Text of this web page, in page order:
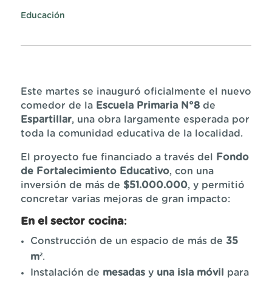
Educación
Este martes se inauguró oficialmente el nuevo
comedor de la Escuela Primaria N°8de
Espartillar, una obra largamente esperada por
toda la comunidad educativa de la localidad.
El proyecto fue financiado a través del
Fondo
de Fortalecimiento Educativo, con una
inversión de más de $51.000.000, y permitió
concretar varias mejoras de gran impacto:
En el sector cocina:
Construcción de un espacio de más de 35
m².
Instalación de mesadasy una isla móvil
para